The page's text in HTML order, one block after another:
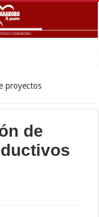
proyectos
de